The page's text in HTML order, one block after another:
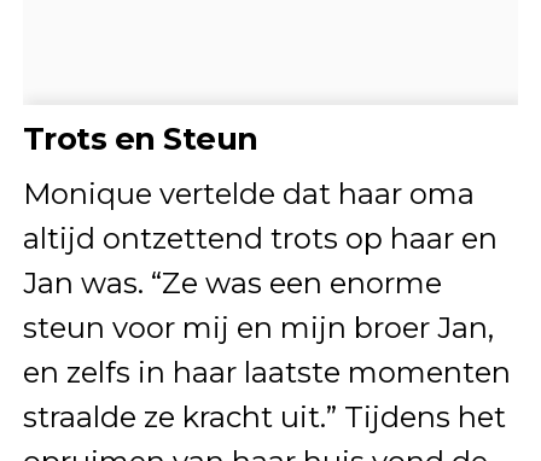
Trots en Steun
Monique vertelde dat haar oma
altijd ontzettend trots op haar en
Jan was. “Ze was een enorme
steun voor mij en mijn broer Jan,
en zelfs in haar laatste momenten
straalde ze kracht uit.” Tijdens het